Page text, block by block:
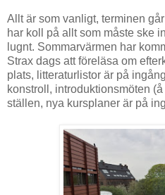
Allt är som vanligt, terminen
har koll på allt som måste ske
lugnt. Sommarvärmen har
Strax dags att föreläsa om
plats, litteraturlistor är på
konstroll, introduktionsmöten
ställen, nya kursplaner är på